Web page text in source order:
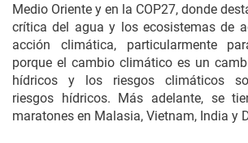
Medio Oriente y en la COP27, donde
crítica del agua y los ecosistemas de
acción climática, particularmente
porque el cambio climático es un
hídricos y los riesgos climáticos
riesgos hídricos. Más adelante, se
maratones en Malasia, Vietnam, India y